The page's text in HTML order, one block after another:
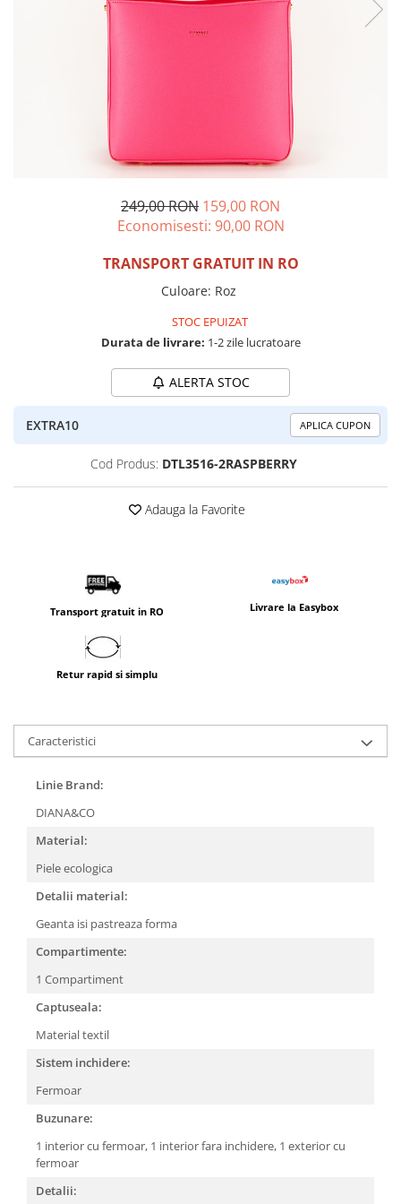
Incaltamine primavara-vara piele
Camasi si topuri
Blugi si pantaloni
Pulovere si cardigane
Incaltaminte toamna-iarna piele
249,00 RON 159,00 RON
Economisesti: 90,00 RON
TRANSPORT GRATUIT IN RO
Culoare: Roz
STOC EPUIZAT
Durata de livrare: 1-2 zile lucratoare
ALERTA STOC
EXTRA10 APLICA CUPON
Cod Produs: DTL3516-2RASPBERRY
Adauga la Favorite
Transport gratuit in RO Livrare la Easybox
Retur rapid si simplu
Caracteristici
Linie Brand:
DIANA&CO
Material:
Piele ecologica
Detalii material:
Geanta isi pastreaza forma
Compartimente:
1 Compartiment
Captuseala:
Material textil
Sistem inchidere:
Fermoar
Buzunare:
1 interior cu fermoar, 1 interior fara inchidere, 1 exterior cu
fermoar
Detalii: